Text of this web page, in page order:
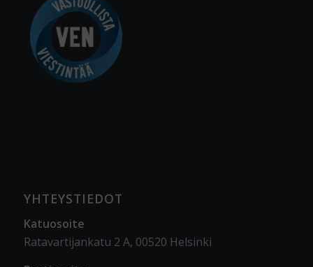
YHTEYSTIEDOT
Katuosoite
Ratavartijankatu 2 A, 00520 Helsinki